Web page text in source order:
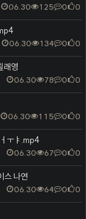
06.30 125 0 0
06.30 134 0 0
래영
06.30 78 0 0
06.30 115 0 0
ㅜㅑ.mp4
06.30 67 0 0
스 나연
06.30 64 0 0